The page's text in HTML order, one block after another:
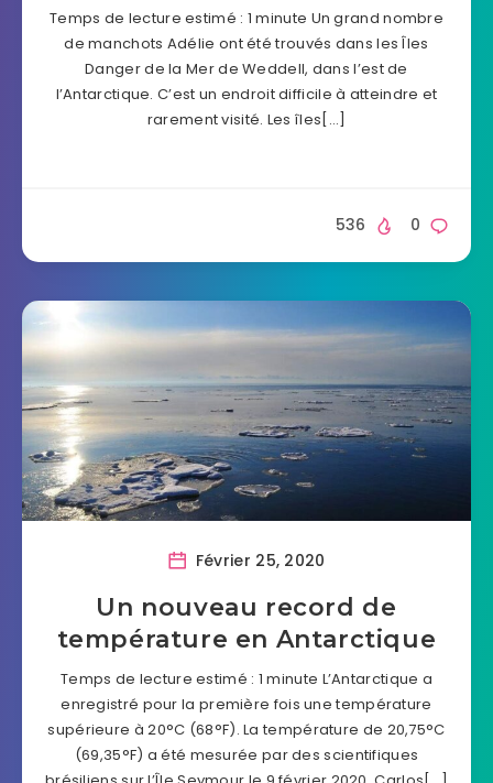
Temps de lecture estimé : 1 minute Un grand nombre
de manchots Adélie ont été trouvés dans les Îles
Danger de la Mer de Weddell, dans l’est de
l’Antarctique. C’est un endroit difficile à atteindre et
rarement visité. Les îles[…]
0
536
Février 25, 2020
Un nouveau record de
température en Antarctique
Temps de lecture estimé : 1 minute L’Antarctique a
enregistré pour la première fois une température
supérieure à 20°C (68°F). La température de 20,75°C
(69,35°F) a été mesurée par des scientifiques